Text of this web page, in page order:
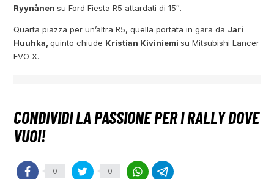
Ryynånensu Ford Fiesta R5 attardati di 15″.
Quarta piazza per un’altra R5, quella portata in gara da Jari
Huuhka,quinto chiude Kristian Kiviniemisu Mitsubishi Lancer
EVO X.
0 0